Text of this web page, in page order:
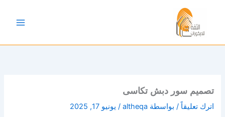
المحتوى
تصميم سور دبش تكاسى
اترك تعليقاً / بواسطة altheqa
/ يونيو 17, 2025